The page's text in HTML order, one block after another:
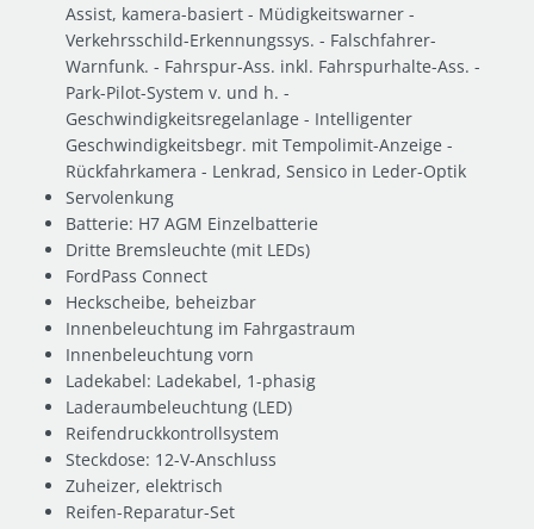
Assist, kamera-basiert - Müdigkeitswarner -
Verkehrsschild-Erkennungssys. - Falschfahrer-
Warnfunk. - Fahrspur-Ass. inkl. Fahrspurhalte-Ass. -
Park-Pilot-System v. und h. -
Geschwindigkeitsregelanlage - Intelligenter
Geschwindigkeitsbegr. mit Tempolimit-Anzeige -
Rückfahrkamera - Lenkrad, Sensico in Leder-Optik
Servolenkung
Batterie: H7 AGM Einzelbatterie
Dritte Bremsleuchte (mit LEDs)
FordPass Connect
Heckscheibe, beheizbar
Innenbeleuchtung im Fahrgastraum
Innenbeleuchtung vorn
Ladekabel: Ladekabel, 1-phasig
Laderaumbeleuchtung (LED)
Reifendruckkontrollsystem
Steckdose: 12-V-Anschluss
Zuheizer, elektrisch
Reifen-Reparatur-Set